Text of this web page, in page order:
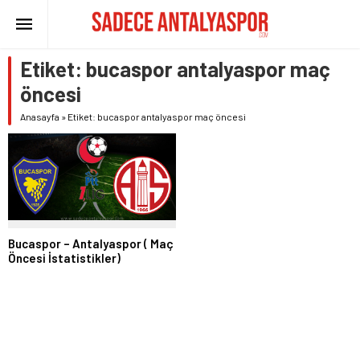
Etiket: bucaspor antalyaspor maç
öncesi
Anasayfa » Etiket: bucaspor antalyaspor maç öncesi
Bucaspor – Antalyaspor ( Maç
Öncesi İstatistikler)